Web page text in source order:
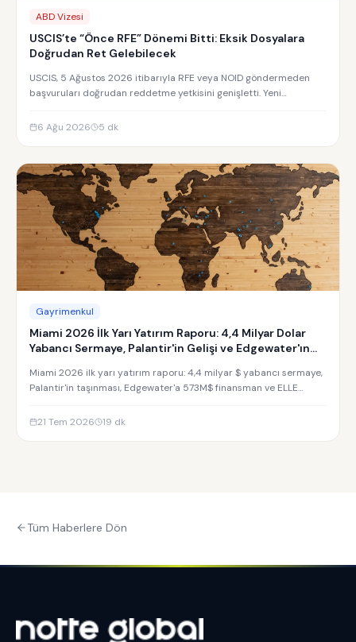
ABD Vizesi
USCIS’te “Önce RFE” Dönemi Bitti: Eksik Dosyalara
Doğrudan Ret Gelebilecek
USCIS, 5 Ağustos 2026 itibarıyla RFE veya NOID göndermeden
başvuruları doğrudan reddetme yetkisini genişletti. Yeni
6 Ağu 2026
5 dk
Gayrimenkul
Miami 2026 İlk Yarı Yatırım Raporu: 4,4 Milyar Dolar
Yabancı Sermaye, Palantir'in Gelişi ve Edgewater'ın
Miami 2026 ilk yarı yatırım raporu: 4,4 milyar $ yabancı sermaye,
Palantir'in taşınması, Edgewater'a 573M$ finansman ve ELLE
21 Tem 2026
19 dk
Tüm Haberlere Dön